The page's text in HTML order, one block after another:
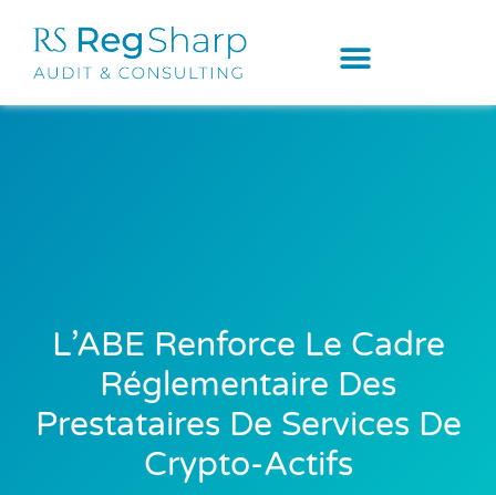
L’ABE Renforce Le Cadre
Réglementaire Des
Prestataires De Services De
Crypto-Actifs